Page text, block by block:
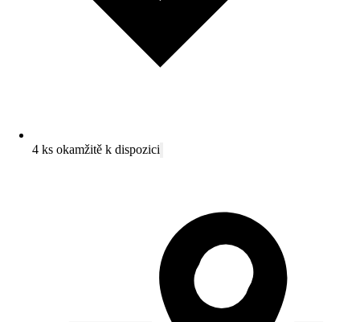
4 ks okamžitě k dispozici